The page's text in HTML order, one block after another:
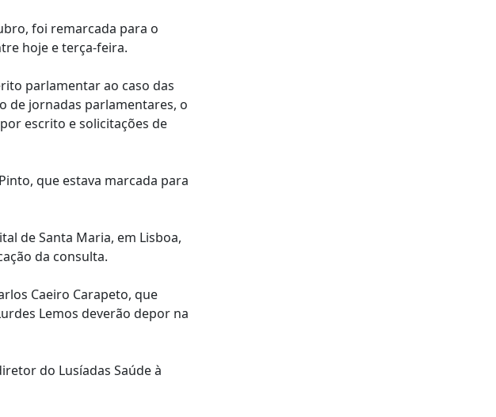
foi remarcada para o
hoje e terça-feira.
parlamentar ao caso das
de jornadas parlamentares, o
escrito e solicitações de
que estava marcada para
de Santa Maria, em Lisboa,
da consulta.
Caeiro Carapeto, que
Lemos deverão depor na
do Lusíadas Saúde à